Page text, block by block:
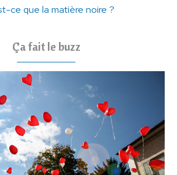
ce que la matière noire ?
Ça fait le buzz